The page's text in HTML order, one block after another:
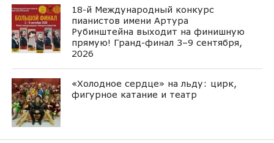
18-й Международный конкурс
пианистов имени Артура
Рубинштейна выходит на финишную
прямую! Гранд-финал 3–9 сентября,
2026
«Холодное сердце» на льду: цирк,
фигурное катание и театр